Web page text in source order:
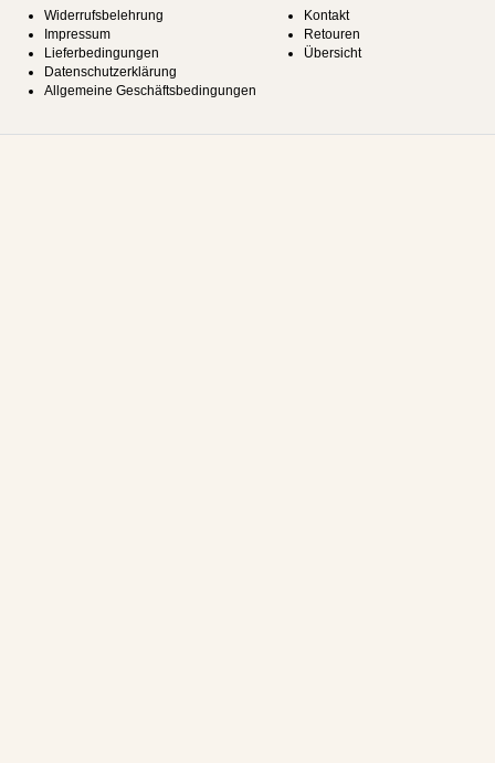
Widerrufsbelehrung
Impressum
Lieferbedingungen
Datenschutzerklärung
Allgemeine Geschäftsbedingungen
Kontakt
Retouren
Übersicht